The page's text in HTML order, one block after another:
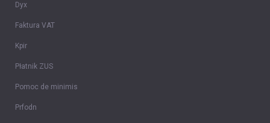
Dyx
Faktura VAT
Kpir
Płatnik ZUS
Pomoc de minimis
Prfodn